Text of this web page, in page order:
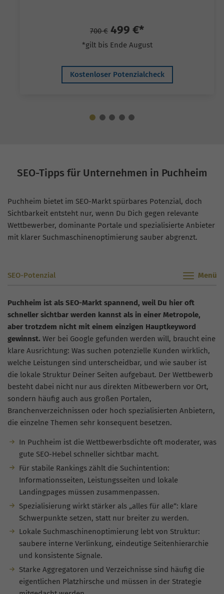
700 € 499 €*
*gilt bis Ende August
Kostenloser Potenzialcheck
SEO-Tipps für Unternehmen in Puchheim
Puchheim bietet im SEO-Markt spürbares Potenzial, doch
Sichtbarkeit entsteht nur, wenn Du Dich gegen relevante
Wettbewerber, dominante Portale und spezialisierte Anbieter
mit klarer Suchmaschinenoptimierung sauber abgrenzt.
SEO-Potenzial
Puchheim ist als SEO-Markt spannend, weil Du hier oft
schneller sichtbar werden kannst als in einer Metropole,
aber trotzdem nicht mit einem einzigen Hauptkeyword
gewinnst. Wer bei Google gefunden werden will, braucht eine
klare Ausrichtung: Was suchen potenzielle Kunden wirklich,
welche Leistungen sind unterscheidbar, und wie sauber ist
die lokale Struktur Deiner Seiten aufgebaut. Der Wettbewerb
besteht dabei nicht nur aus direkten Mitbewerbern vor Ort,
sondern häufig auch aus großen Portalen,
Branchenverzeichnissen oder hoch spezialisierten Anbietern,
die einzelne Themen sehr konsequent besetzen.
In Puchheim ist die Wettbewerbsdichte oft moderater, was
gute SEO-Hebel schneller sichtbar macht.
Für stabile Rankings zählt die Suchintention:
Informationsseiten, Leistungsseiten und lokale
Landingpages müssen zusammenpassen.
Spezialisierung wirkt stärker als „alles für alle“: klare
Schwerpunkte setzen, statt nur breiter zu werden.
Lokale Suchmaschinenoptimierung lebt von Struktur:
saubere interne Verlinkung, eindeutige Seitenhierarchie
und konsistente Signale.
Starke Aggregatoren und Verzeichnisse sind häufig die
eigentlichen Platzhirsche und müssen in der Strategie